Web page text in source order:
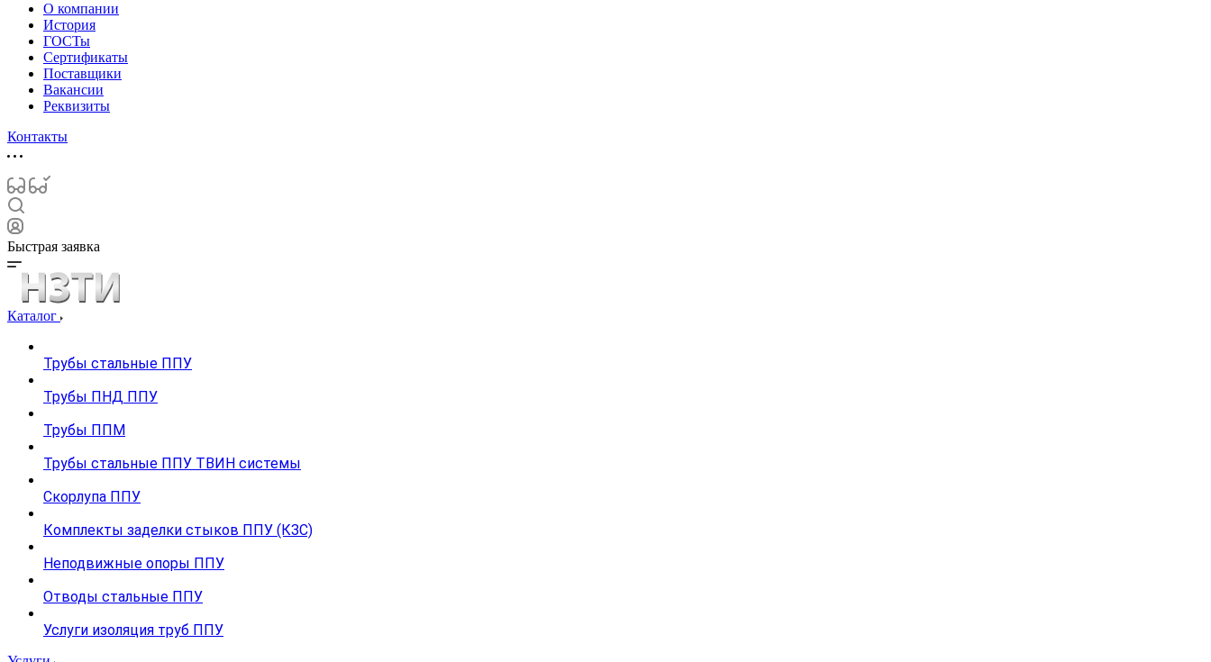
О компании
История
ГОСТы
Сертификаты
Поставщики
Вакансии
Реквизиты
Контакты
Быстрая заявка
Каталог
Трубы стальные ППУ
Трубы ПНД ППУ
Трубы ППМ
Трубы стальные ППУ ТВИН системы
Скорлупа ППУ
Комплекты заделки стыков ППУ (КЗС)
Неподвижные опоры ППУ
Отводы стальные ППУ
Услуги изоляция труб ППУ